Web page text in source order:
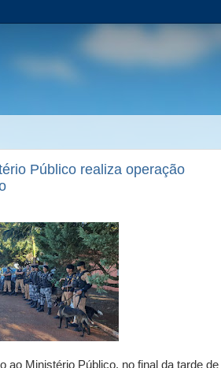
Público realiza operação
ao Ministério Público, no final da tarde de